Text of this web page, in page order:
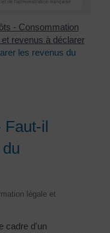
- Consommation
revenus à déclarer
les revenus du
Faut-il
légale et
cadre d'un